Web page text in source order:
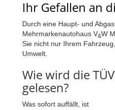
Ihr Gefallen an
Durch eine Haupt- und
Mehrmarkenautohaus V&W
Sie nicht nur Ihrem
Umwelt.
Wie wird die
gelesen?
Was sofort auffällt, ist